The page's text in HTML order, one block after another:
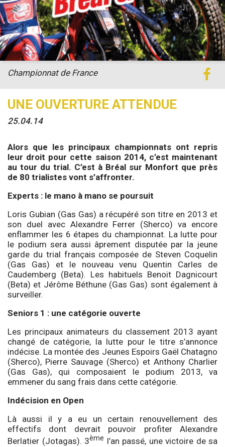
UNE OUVERTURE ATTENDUE
25.04.14
Championnat de France
Alors que les principaux championnats ont repris
leur droit pour cette saison 2014, c’est maintenant
au tour du trial. C’est à Bréal sur Monfort que près
de 80 trialistes vont s’affronter.
Experts : le mano à mano se poursuit
Loris Gubian (Gas Gas) a récupéré son titre en 2013 et
son duel avec Alexandre Ferrer (Sherco) va encore
enflammer les 6 étapes du championnat. La lutte pour
le podium sera aussi âprement disputée par la jeune
garde du trial français composée de Steven Coquelin
(Gas Gas) et le nouveau venu Quentin Carles de
Caudemberg (Beta). Les habituels Benoit Dagnicourt
(Beta) et Jérôme Béthune (Gas Gas) sont également à
surveiller.
Seniors 1 : une catégorie ouverte
Les principaux animateurs du classement 2013 ayant
changé de catégorie, la lutte pour le titre s’annonce
indécise. La montée des Jeunes Espoirs Gaël Chatagno
(Sherco), Pierre Sauvage (Sherco) et Anthony Charlier
(Gas Gas), qui composaient le podium 2013, va
emmener du sang frais dans cette catégorie.
Indécision en Open
Là aussi il y a eu un certain renouvellement des
effectifs dont devrait pouvoir profiter Alexandre
Berlatier (Jotagas). 3ème l’an passé, une victoire de sa